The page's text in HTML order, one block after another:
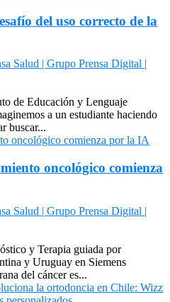
del uso correcto de la
Salud | Grupo Prensa Digital |
de Educación y Lenguaje
a un estudiante haciendo
buscar...
oncológico comienza
Salud | Grupo Prensa Digital |
y Terapia guiada por
y Uruguay en Siemens
del cáncer es...